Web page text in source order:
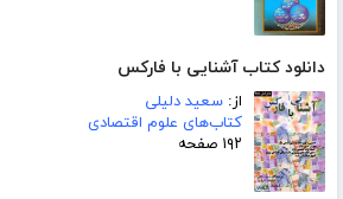
دانلود کتاب آشنایی با فارکس
از: سعید دلیلی
کتاب‌های علوم اقتصادی
۱۹۲ صفحه